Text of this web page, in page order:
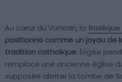
Au cœur du Vatican, la
positionne comme un joyau de
tradition catholique. Érigée
remplace une ancienne église
supposée abriter la tombe de